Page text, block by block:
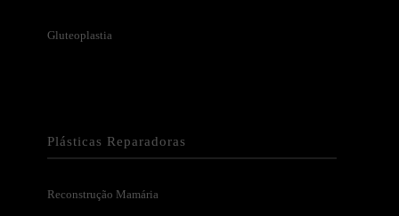
Gluteoplastia
Plásticas Reparadoras
Reconstrução Mamária